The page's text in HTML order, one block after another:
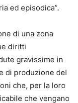
ed episodica”.
di una zona
diritti
gravissime in
di produzione del
che, per la loro
che vengano